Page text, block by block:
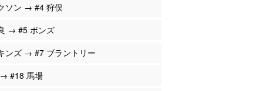
ソン → #4 狩俣
→ #5 ボンズ
ンズ → #7 ブラントリー
#18 馬場